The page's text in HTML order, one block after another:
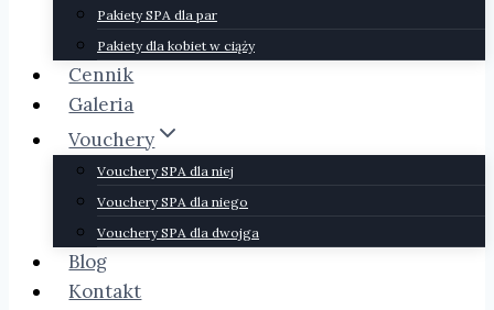
Pakiety SPA dla par
Pakiety dla kobiet w ciąży
Cennik
Galeria
Vouchery
Vouchery SPA dla niej
Vouchery SPA dla niego
Vouchery SPA dla dwojga
Blog
Kontakt